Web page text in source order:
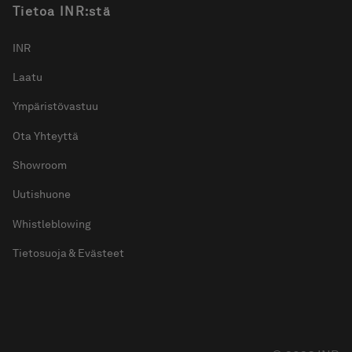
Tietoa INR:stä
INR
Laatu
Ympäristövastuu
Ota Yhteyttä
Showroom
Uutishuone
Whistleblowing
Tietosuoja & Evästeet